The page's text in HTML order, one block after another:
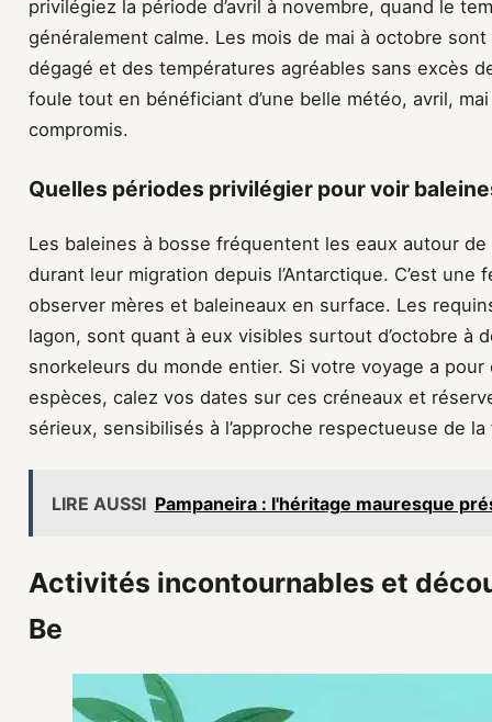
privilégiez la période d’avril à novembre, quand le
généralement calme. Les mois de mai à octobre
dégagé et des températures agréables sans excès
foule tout en bénéficiant d’une belle météo, avril,
compromis.
Quelles périodes privilégier pour voir
Les baleines à bosse fréquentent les eaux autour
durant leur migration depuis l’Antarctique. C’est
observer mères et baleineaux en surface. Les
lagon, sont quant à eux visibles surtout d’octobre à
snorkeleurs du monde entier. Si votre voyage a
espèces, calez vos dates sur ces créneaux et
sérieux, sensibilisés à l’approche respectueuse de
LIRE AUSSI Pampaneira : l'héritage mauresque
Activités incontournables et
Be